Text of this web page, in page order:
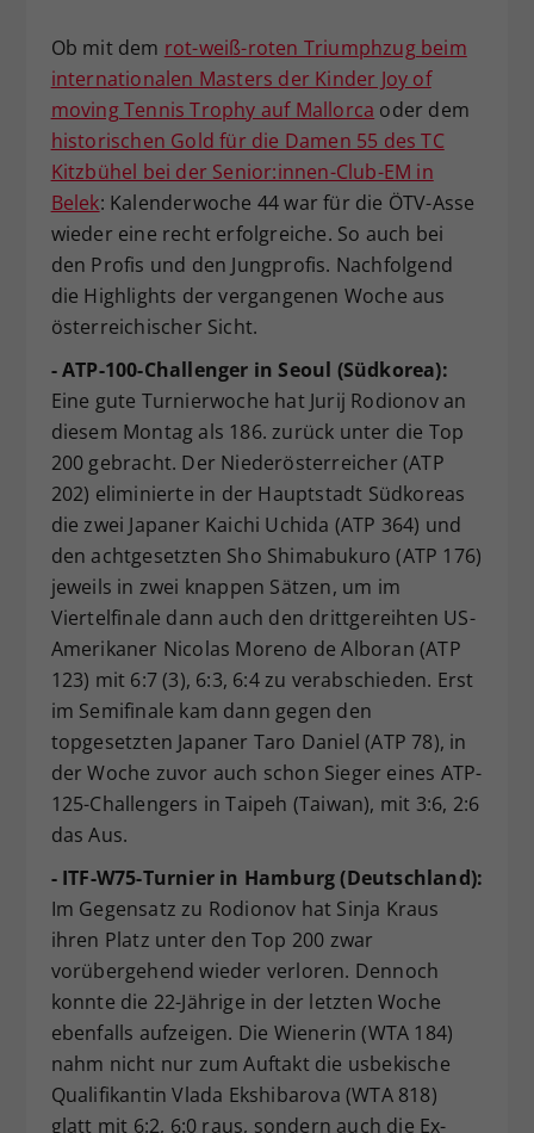
Ob mit dem rot-weiß-roten Triumphzug beim
internationalen Masters der Kinder Joy of
moving Tennis Trophy auf Mallorca oder dem
historischen Gold für die Damen 55 des TC
Kitzbühel bei der Senior:innen-Club-EM in
Belek: Kalenderwoche 44 war für die ÖTV-Asse
wieder eine recht erfolgreiche. So auch bei
den Profis und den Jungprofis. Nachfolgend
die Highlights der vergangenen Woche aus
österreichischer Sicht.
- ATP-100-Challenger in Seoul (Südkorea):
Eine gute Turnierwoche hat Jurij Rodionov an
diesem Montag als 186. zurück unter die Top
200 gebracht. Der Niederösterreicher (ATP
202) eliminierte in der Hauptstadt Südkoreas
die zwei Japaner Kaichi Uchida (ATP 364) und
den achtgesetzten Sho Shimabukuro (ATP 176)
jeweils in zwei knappen Sätzen, um im
Viertelfinale dann auch den drittgereihten US-
Amerikaner Nicolas Moreno de Alboran (ATP
123) mit 6:7 (3), 6:3, 6:4 zu verabschieden. Erst
im Semifinale kam dann gegen den
topgesetzten Japaner Taro Daniel (ATP 78), in
der Woche zuvor auch schon Sieger eines ATP-
125-Challengers in Taipeh (Taiwan), mit 3:6, 2:6
das Aus.
- ITF-W75-Turnier in Hamburg (Deutschland):
Im Gegensatz zu Rodionov hat Sinja Kraus
ihren Platz unter den Top 200 zwar
vorübergehend wieder verloren. Dennoch
konnte die 22-Jährige in der letzten Woche
ebenfalls aufzeigen. Die Wienerin (WTA 184)
nahm nicht nur zum Auftakt die usbekische
Qualifikantin Vlada Ekshibarova (WTA 818)
glatt mit 6:2, 6:0 raus, sondern auch die Ex-
Zweck
Einstellungen. Unter anderem eine
zufällig generierte ID, für die
historische Speicherung Ihrer
vorgenommen Einstellungen, falls der
Webseiten-Betreiber dies eingestellt
hat.